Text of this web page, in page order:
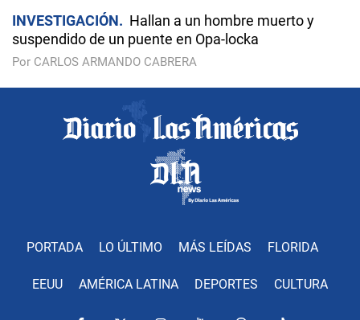
INVESTIGACIÓN
Hallan a un hombre muerto y
suspendido de un puente en Opa-locka
Por CARLOS ARMANDO CABRERA
PORTADA LO ÚLTIMO MÁS LEÍDAS FLORIDA
EEUU AMÉRICA LATINA DEPORTES CULTURA